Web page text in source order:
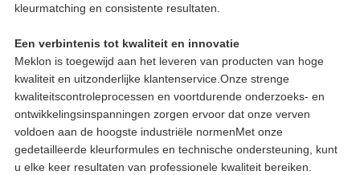
kleurmatching en consistente resultaten.
Een verbintenis tot kwaliteit en innovatie
Meklon is toegewijd aan het leveren van producten van hoge
kwaliteit en uitzonderlijke klantenservice.Onze strenge
kwaliteitscontroleprocessen en voortdurende onderzoeks- en
ontwikkelingsinspanningen zorgen ervoor dat onze verven
voldoen aan de hoogste industriële normenMet onze
gedetailleerde kleurformules en technische ondersteuning, kunt
u elke keer resultaten van professionele kwaliteit bereiken.